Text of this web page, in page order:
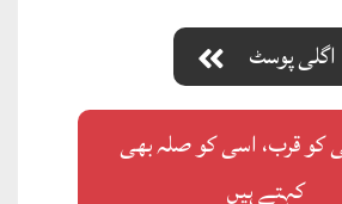
اگلی پوسٹ
کو قرب، اسی کو صلہ بھی
کہتے ہیں